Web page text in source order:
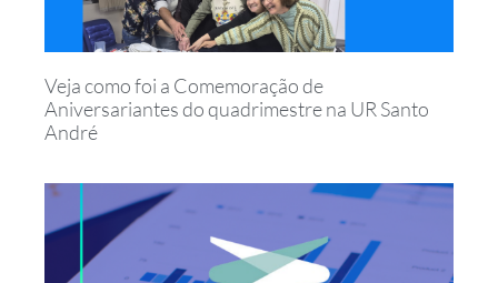
Veja como foi a Comemoração de
Aniversariantes do quadrimestre na UR Santo
André